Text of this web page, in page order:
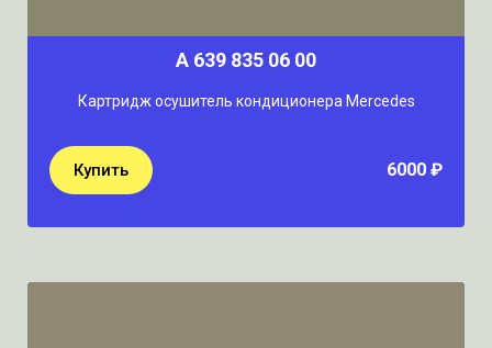
A 639 835 06 00
Картридж осушитель кондиционера Mercedes
Купить 6000 ₽